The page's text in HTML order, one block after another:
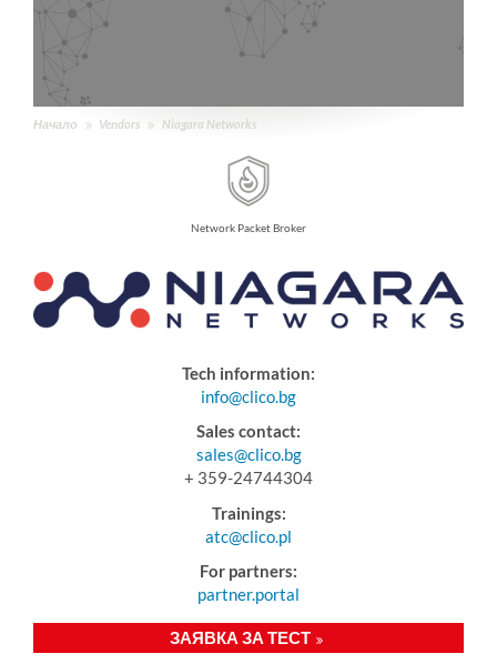
Начало Vendors Niagara Networks
Network Packet Broker
Tech information:
info@clico.bg
Sales contact:
sales@clico.bg
+ 359-24744304
Trainings:
atc@clico.pl
For partners:
partner.portal
ЗАЯВКА ЗА ТЕСТ